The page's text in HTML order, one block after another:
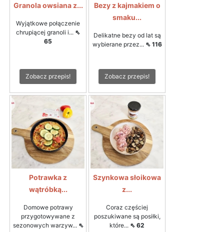
Granola owsiana z...
Wyjątkowe połączenie
chrupiącej granoli i... ⇖
65
Zobacz przepis!
Bezy z kajmakiem o
smaku...
Delikatne bezy od lat są
wybierane przez... ⇖ 116
Zobacz przepis!
Potrawka z
wątróbką...
Domowe potrawy
przygotowywane z
sezonowych warzyw... ⇖
Szynkowa słoikowa
z...
Coraz częściej
poszukiwane są posiłki,
które... ⇖ 62